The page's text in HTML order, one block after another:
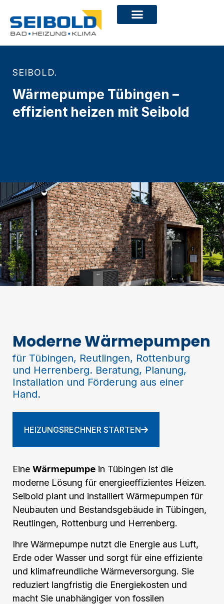
SEIBOLD.
Wärmepumpe Tübingen –
effizient heizen mit Seibold
Moderne Wärmepumpen
für Tübingen, Reutlingen, Rottenburg
und Herrenberg. Beratung, Planung,
Installation und Förderung aus einer
Hand.
HEIZUNGSRECHNER STARTEN
Eine Wärmepumpe in Tübingen ist die
moderne Lösung für energieeffizientes Heizen.
Seibold plant und installiert Wärmepumpen für
Neubauten und Bestandsgebäude in Tübingen,
Reutlingen, Rottenburg und Herrenberg.
Ihre Wärmepumpe nutzt die Energie aus Luft,
Erde oder Wasser und sorgt für eine effiziente
und klimafreundliche Wärmeversorgung. Sie
reduziert langfristig die Energiekosten und
macht Sie unabhängiger von fossilen